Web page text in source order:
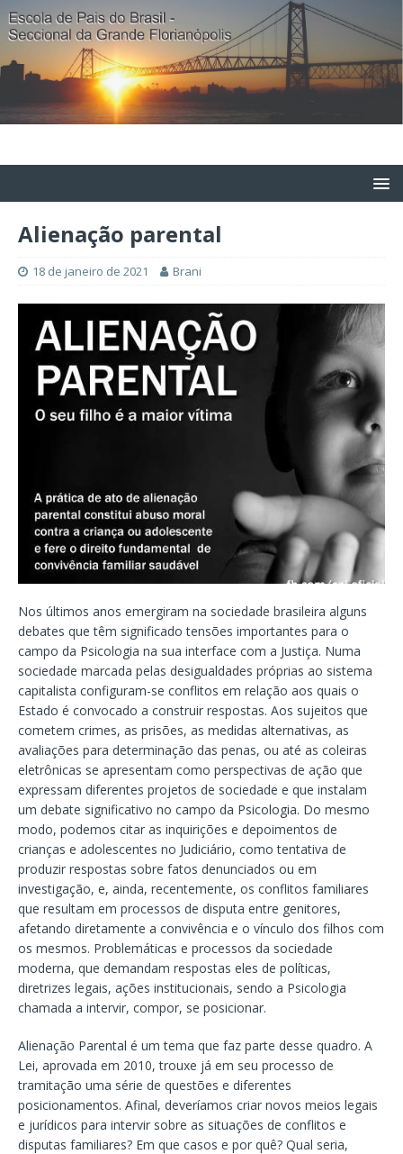
Alienação parental
18 de janeiro de 2021 Brani
Nos últimos anos emergiram na sociedade brasileira alguns
debates que têm significado tensões importantes para o
campo da Psicologia na sua interface com a Justiça. Numa
sociedade marcada pelas desigualdades próprias ao sistema
capitalista configuram-se conflitos em relação aos quais o
Estado é convocado a construir respostas. Aos sujeitos que
cometem crimes, as prisões, as medidas alternativas, as
avaliações para determinação das penas, ou até as coleiras
eletrônicas se apresentam como perspectivas de ação que
expressam diferentes projetos de sociedade e que instalam
um debate significativo no campo da Psicologia. Do mesmo
modo, podemos citar as inquirições e depoimentos de
crianças e adolescentes no Judiciário, como tentativa de
produzir respostas sobre fatos denunciados ou em
investigação, e, ainda, recentemente, os conflitos familiares
que resultam em processos de disputa entre genitores,
afetando diretamente a convivência e o vínculo dos filhos com
os mesmos. Problemáticas e processos da sociedade
moderna, que demandam respostas eles de políticas,
diretrizes legais, ações institucionais, sendo a Psicologia
chamada a intervir, compor, se posicionar.
Alienação Parental é um tema que faz parte desse quadro. A
Lei, aprovada em 2010, trouxe já em seu processo de
tramitação uma série de questões e diferentes
posicionamentos. Afinal, deveríamos criar novos meios legais
e jurídicos para intervir sobre as situações de conflitos e
disputas familiares? Em que casos e por quê? Qual seria,